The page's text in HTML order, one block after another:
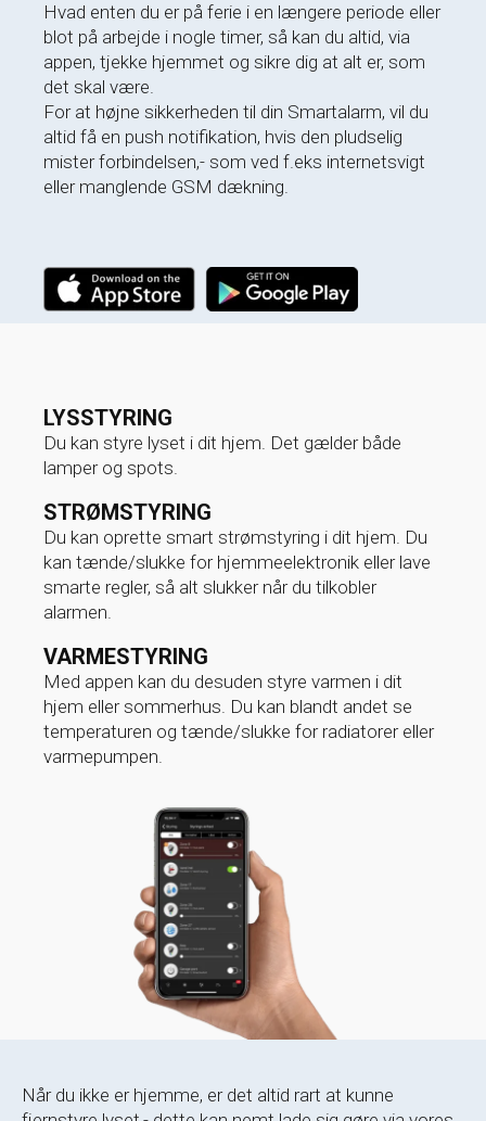
Hvad enten du er på ferie i en længere periode eller
blot på arbejde i nogle timer, så kan du altid, via
appen, tjekke hjemmet og sikre dig at alt er, som
det skal være.
For at højne sikkerheden til din Smartalarm, vil du
altid få en push notifikation, hvis den pludselig
mister forbindelsen,- som ved f.eks internetsvigt
eller manglende GSM dækning.
LYSSTYRING
Du kan styre lyset i dit hjem. Det gælder både
lamper og spots.
STRØMSTYRING
Du kan oprette smart strømstyring i dit hjem. Du
kan tænde/slukke for hjemmeelektronik eller lave
smarte regler, så alt slukker når du tilkobler
alarmen.
VARMESTYRING
Med appen kan du desuden styre varmen i dit
hjem eller sommerhus. Du kan blandt andet se
temperaturen og tænde/slukke for radiatorer eller
varmepumpen.
Når du ikke er hjemme, er det altid rart at kunne